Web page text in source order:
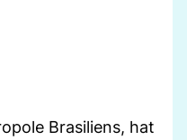
Brasiliens, hat